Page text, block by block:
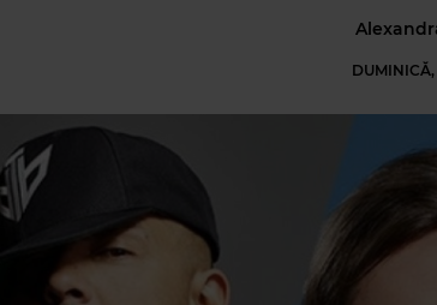
DUMINICĂ,